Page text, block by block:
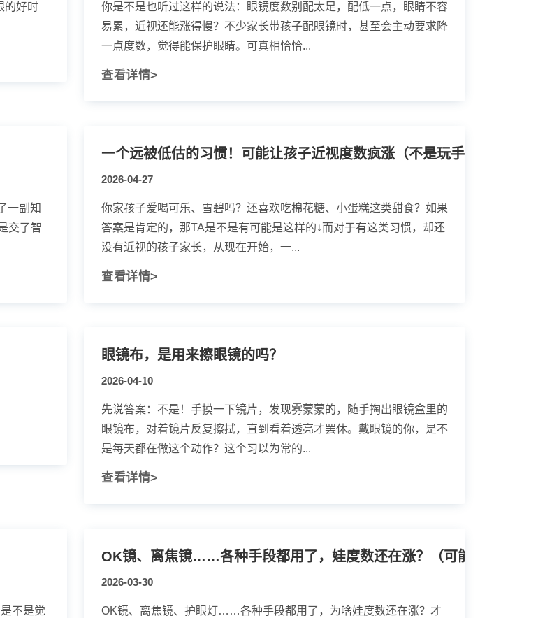
的好时
你是不是也听过这样的说法：眼镜度数别配太足，配低一点，眼睛不容
易累，近视还能涨得慢？不少家长带孩子配眼镜时，甚至会主动要求降
一点度数，觉得能保护眼睛。可真相恰恰...
查看详情>
一副知
交了智
一个远被低估的习惯！可能让孩子近视度数疯涨（不是玩手机
2026-04-27
你家孩子爱喝可乐、雪碧吗？还喜欢吃棉花糖、小蛋糕这类甜食？如果
答案是肯定的，那TA是不是有可能是这样的↓而对于有这类习惯，却还
没有近视的孩子家长，从现在开始，一...
查看详情>
眼镜布，是用来擦眼镜的吗？
2026-04-10
先说答案：不是！手摸一下镜片，发现雾蒙蒙的，随手掏出眼镜盒里的
眼镜布，对着镜片反复擦拭，直到看着透亮才罢休。戴眼镜的你，是不
是每天都在做这个动作？这个习以为常的...
查看详情>
不是觉
2026-03-30
OK镜、离焦镜、护眼灯……各种手段都用了，为啥娃度数还在涨？才